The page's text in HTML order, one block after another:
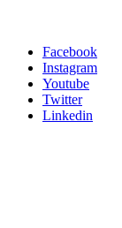
Facebook
Instagram
Youtube
Twitter
Linkedin